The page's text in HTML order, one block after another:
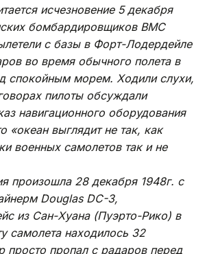
исчезновение 5 декабря
бомбардировщиков ВМС
с базы в Форт-Лодердейле
во время обычного полета в
спокойным морем. Ходили слухи,
пилоты обсуждали
навигационного оборудования
«океан выглядит не так, как
военных самолетов так и не
произошла 28 декабря 1948г. с
Douglas DC-3,
из Сан-Хуана (Пуэрто-Рико) в
самолета находилось 32
просто пропал с радаров перед